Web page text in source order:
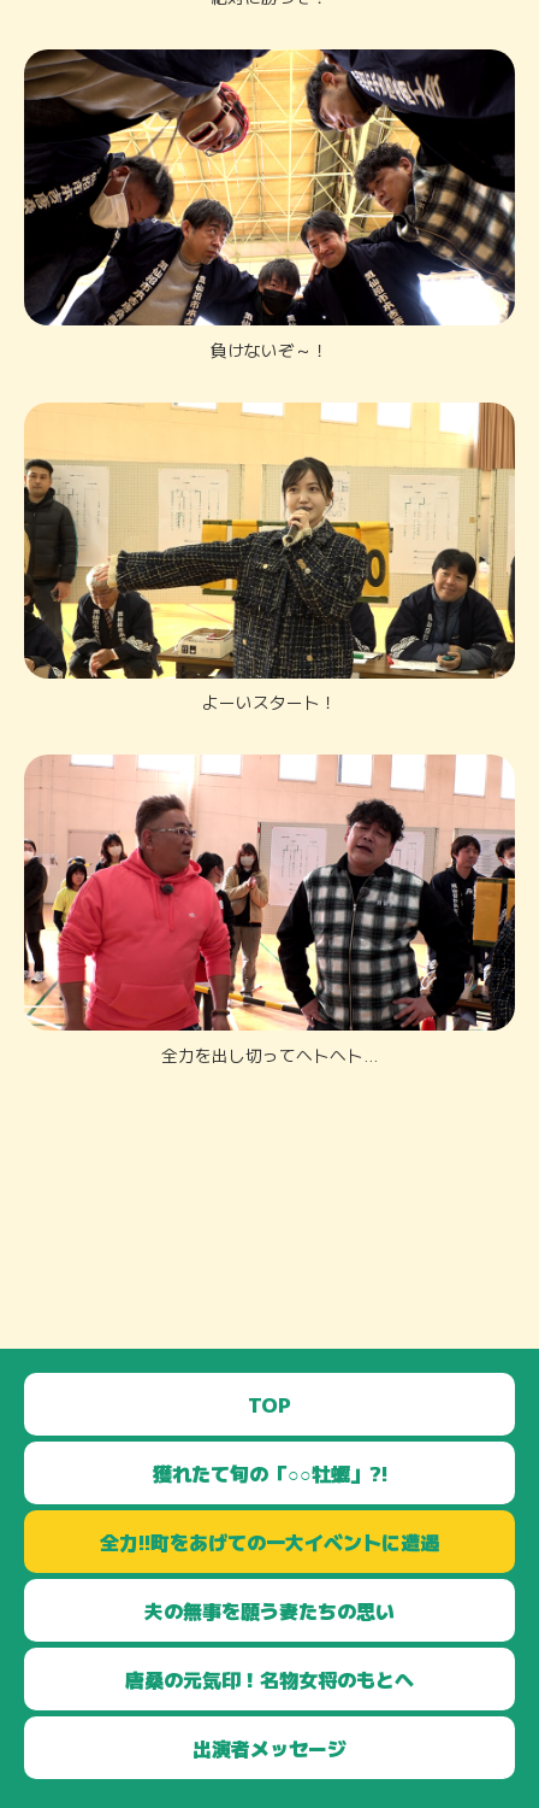
負けないぞ～！
よーいスタート！
全力を出し切ってヘトヘト…
TOP
獲れたて旬の「○○牡蠣」?!
全力!!町をあげての一大イベントに遭遇
夫の無事を願う妻たちの思い
唐桑の元気印！ 名物女将のもとへ
出演者メッセージ